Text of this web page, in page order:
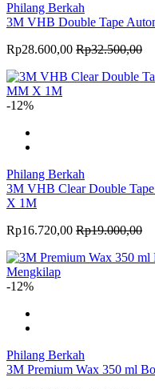
Philang Berkah
3M VHB Double Tape
Rp28.600,00 Rp32.500,00
-12%
Philang Berkah
3M VHB Clear Double
X 1M
Rp16.720,00 Rp19.000,00
-12%
Philang Berkah
3M Premium Wax 350 ml